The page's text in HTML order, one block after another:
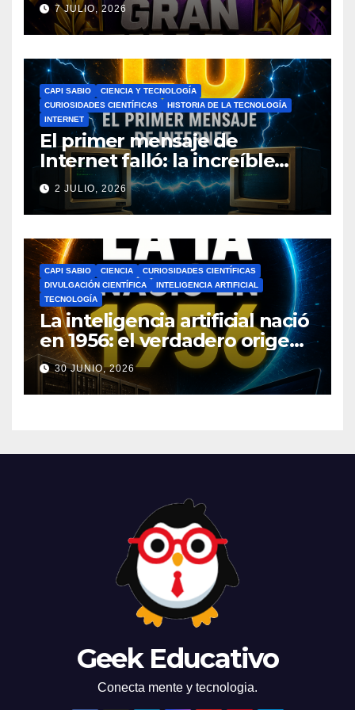
7 JULIO, 2026
CAPI SABIO
CIENCIA Y TECNOLOGÍA
CURIOSIDADES CIENTÍFICAS
HISTORIA DE LA TECNOLOGÍA
INTERNET
El primer mensaje de
Internet falló: la increíble
historia de ARPANET que
cambió el mundo
2 JULIO, 2026
CAPI SABIO CIENCIA
CURIOSIDADES CIENTÍFICAS
DIVULGACIÓN CIENTÍFICA
INTELIGENCIA ARTIFICIAL
TECNOLOGÍA
La inteligencia artificial nació
en 1956: el verdadero origen
de la IA que cambió el
mundo
30 JUNIO, 2026
Geek Educativo
Conecta mente y tecnologia.